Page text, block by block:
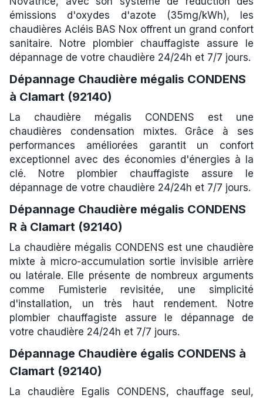
émissions d'oxydes d'azote (35mg/kWh), les
chaudières Acléis BAS Nox offrent un grand confort
sanitaire. Notre plombier chauffagiste assure le
dépannage de votre chaudière 24/24h et 7/7 jours.
Dépannage Chaudière mégalis CONDENS
à Clamart (92140)
La chaudière mégalis CONDENS est une
chaudières condensation mixtes. Grâce à ses
performances améliorées garantit un confort
exceptionnel avec des économies d'énergies à la
clé. Notre plombier chauffagiste assure le
dépannage de votre chaudière 24/24h et 7/7 jours.
Dépannage Chaudière mégalis CONDENS
R à Clamart (92140)
La chaudière mégalis CONDENS est une chaudière
mixte à micro-accumulation sortie invisible arrière
ou latérale. Elle présente de nombreux arguments
comme Fumisterie revisitée, une simplicité
d'installation, un très haut rendement. Notre
plombier chauffagiste assure le dépannage de
votre chaudière 24/24h et 7/7 jours.
Dépannage Chaudière égalis CONDENS à
Clamart (92140)
La chaudière Egalis CONDENS, chauffage seul,